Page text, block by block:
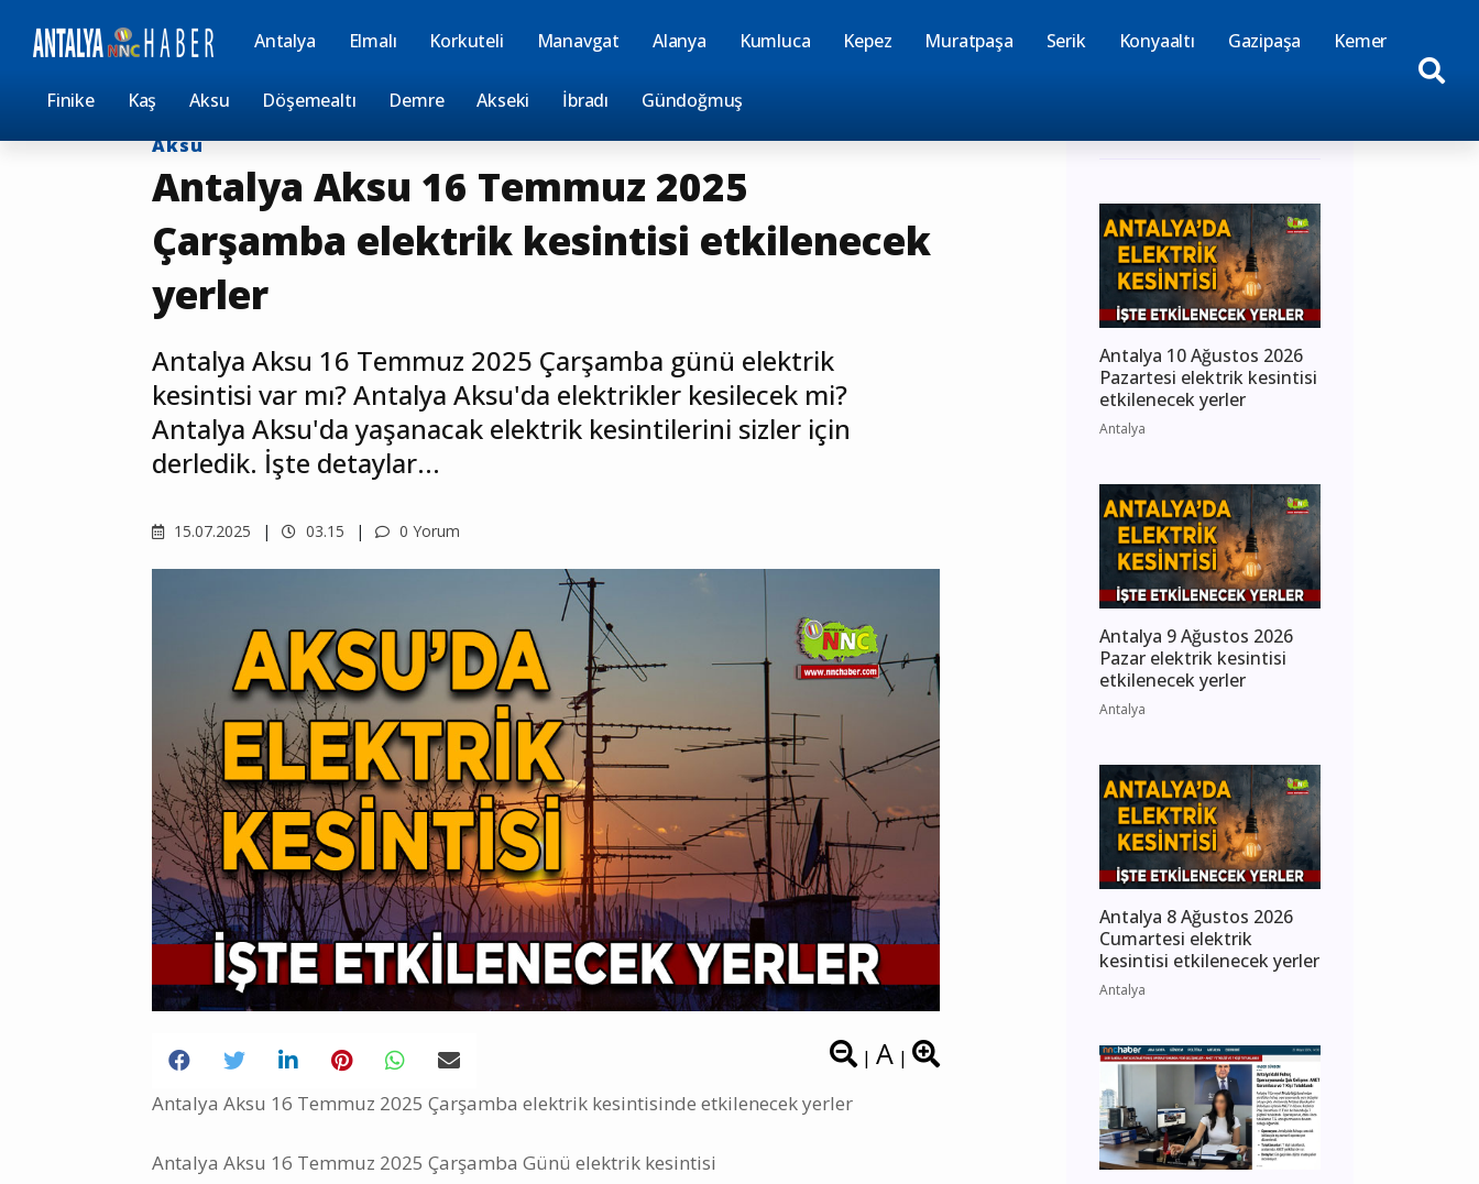
Antalya Elmalı Korkuteli Manavgat Alanya Kumluca Kepez Muratpaşa Serik Konyaaltı Gazipaşa Kemer
Finike Kaş Aksu Döşemealtı Demre Akseki İbradı Gündoğmuş
Anasayfa Kesintiler
Aksu
Antalya Aksu 16 Temmuz 2025
Çarşamba elektrik kesintisi etkilenecek
yerler
Antalya Aksu 16 Temmuz 2025 Çarşamba günü elektrik
kesintisi var mı? Antalya Aksu'da elektrikler kesilecek mi?
Antalya Aksu'da yaşanacak elektrik kesintilerini sizler için
derledik. İşte detaylar...
15.07.2025 03.15 0 Yorum
| A|
Antalya Aksu 16 Temmuz 2025 Çarşamba elektrik kesintisinde etkilenecek yerler
Antalya Aksu 16 Temmuz 2025 Çarşamba Günü elektrik kesintisi
Antalya 10 Ağustos 2026
Pazartesi elektrik kesintisi
etkilenecek yerler
Antalya
Antalya 9 Ağustos 2026
Pazar elektrik kesintisi
etkilenecek yerler
Antalya
Antalya 8 Ağustos 2026
Cumartesi elektrik
kesintisi etkilenecek yerler
Antalya